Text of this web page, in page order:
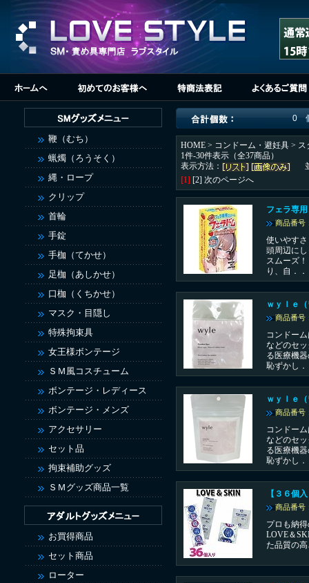
鞭（むち）
蝋燭（ろうそく）
縄・ロープ
クリップ
首輪
手錠
手枷（てかせ）
足枷（あしかせ）
口枷（くちかせ）
マスク・目隠し
特殊拘束具
女王様ボンテージ
ＳＭ風コスチューム
ボンテージ・レディース
ボンテージ・メンズ
アクセサリー
セット品
拘束補助グッズ
ＳＭグッズ商品一覧
お買得商品
セット商品
ローター
0
HOME > コンドーム・避妊具 > ス
1件-30件表示（全37商品）
表示方法：
[1] [2] 次のページへ
フェラ専
商品番号
使いやす
頭周辺に
スムーズ
り、自．
ｗｙｌｅ
商品番号
コンドー
などのセ
る医療機
恥ずかし
ｗｙｌｅ
商品番号
コンドー
などのセ
る医療機
恥ずかし
【３６個
商品番号
プロも納
LOVE＆
た品質の